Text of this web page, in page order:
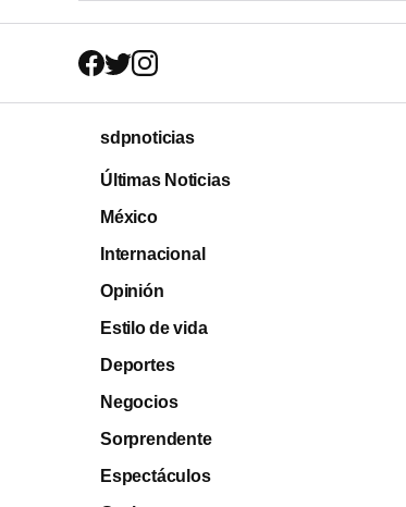
sdpnoticias
Últimas Noticias
México
Internacional
Opinión
Estilo de vida
Deportes
Negocios
Sorprendente
Espectáculos